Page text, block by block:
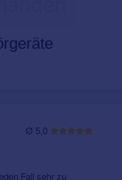
Ø 5,0
Fall sehr zu